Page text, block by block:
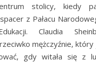
stolicy, kiedy
z Pałacu
Claudia
mężczyźnie, który
gdy witała się z